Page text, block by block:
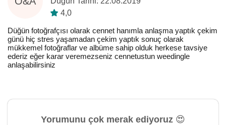
4,0
Düğün fotoğrafçısı olarak cennet hanımla anlaşma yaptık çekim
günü hiç stres yaşamadan çekim yaptık sonuç olarak
mükkemel fotoğraflar ve albüme sahip olduk herkese tavsiye
ederiz eğer karar veremezseniz cennetustun weedingle
anlaşabilirsiniz
Yorumunu çok merak ediyoruz 😍